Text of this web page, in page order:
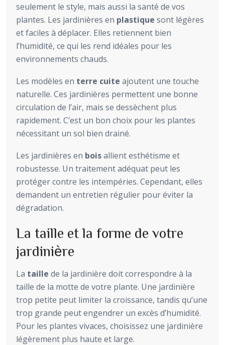
seulement le style, mais aussi la santé de vos
plantes. Les jardinières en plastique sont légères
et faciles à déplacer. Elles retiennent bien
l’humidité, ce qui les rend idéales pour les
environnements chauds.
Les modèles en terre cuite ajoutent une touche
naturelle. Ces jardinières permettent une bonne
circulation de l’air, mais se dessèchent plus
rapidement. C’est un bon choix pour les plantes
nécessitant un sol bien drainé.
Les jardinières en boisallient esthétisme et
robustesse. Un traitement adéquat peut les
protéger contre les intempéries. Cependant, elles
demandent un entretien régulier pour éviter la
dégradation.
La taille et la forme de votre
jardinière
La taille de la jardinière doit correspondre à la
taille de la motte de votre plante. Une jardinière
trop petite peut limiter la croissance, tandis qu’une
trop grande peut engendrer un excès d’humidité.
Pour les plantes vivaces, choisissez une jardinière
légèrement plus haute et large.